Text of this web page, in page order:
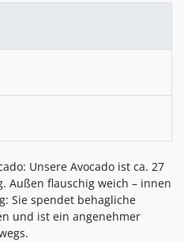
Unsere Avocado ist ca. 27
Außen flauschig weich – innen
Sie spendet behagliche
und ist ein angenehmer